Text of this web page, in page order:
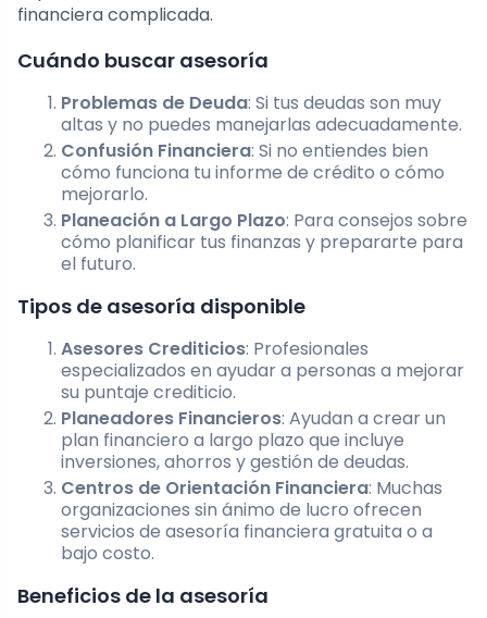
financiera complicada.
Cuándo buscar asesoría
Problemas de Deuda: Si tus deudas son muy
altas y no puedes manejarlas adecuadamente.
Confusión Financiera: Si no entiendes bien
cómo funciona tu informe de crédito o cómo
mejorarlo.
Planeación a Largo Plazo: Para consejos sobre
cómo planificar tus finanzas y prepararte para
el futuro.
Tipos de asesoría disponible
Asesores Crediticios: Profesionales
especializados en ayudar a personas a mejorar
su puntaje crediticio.
Planeadores Financieros: Ayudan a crear un
plan financiero a largo plazo que incluye
inversiones, ahorros y gestión de deudas.
Centros de Orientación Financiera: Muchas
organizaciones sin ánimo de lucro ofrecen
servicios de asesoría financiera gratuita o a
bajo costo.
Beneficios de la asesoría